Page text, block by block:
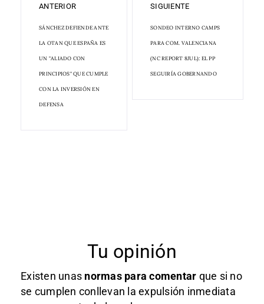
ANTERIOR
SÁNCHEZ DEFIENDE ANTE
LA OTAN QUE ESPAÑA ES
UN "ALIADO CON
PRINCIPIOS" QUE CUMPLE
CON LA INVERSIÓN EN
DEFENSA
SIGUIENTE
SONDEO INTERNO CAMPS
PARA COM. VALENCIANA
(NC REPORT 8JUL): EL PP
SEGUIRÍA GOBERNANDO
Tu opinión
Existen unas normas para comentar que si no
se cumplen conllevan la expulsión inmediata